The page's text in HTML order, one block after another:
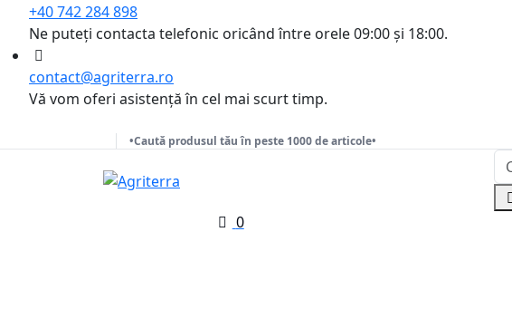
+40 742 284 898
Ne puteți contacta telefonic oricând între orele 09:00 și 18:00.
contact@agriterra.ro
Vă vom oferi asistență în cel mai scurt timp.
•Caută produsul tău în peste 1000 de articole•
0